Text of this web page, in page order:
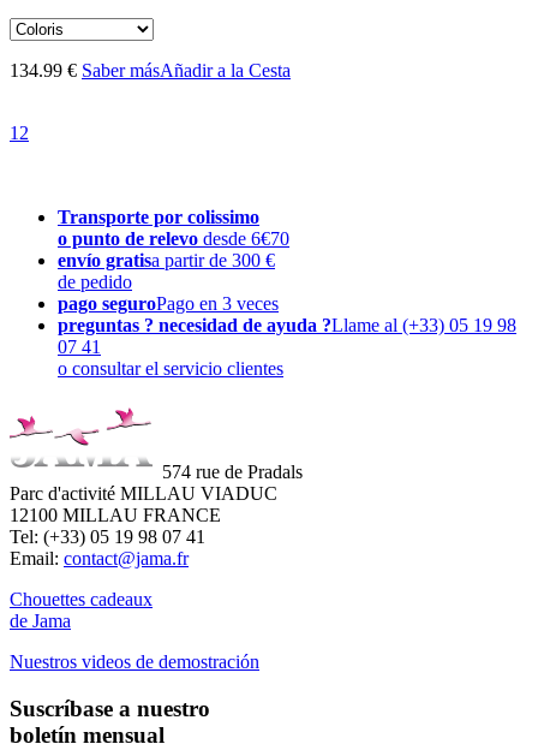
134.99 € Saber másAñadir a la Cesta
1 2
Transporte por colissimo
o punto de relevo desde 6€70
envío gratisa partir de 300 €
de pedido
pago seguroPago en 3 veces
preguntas ? necesidad de ayuda ?Llame al (+33) 05 19 98
07 41
o consultar el servicio clientes
574 rue de Pradals
Parc d'activité MILLAU VIADUC
12100 MILLAU FRANCE
Tel: (+33) 05 19 98 07 41
Email: contact@jama.fr
Chouettes cadeaux
de Jama
Nuestros videos de demostración
Suscríbase a nuestro
boletín mensual